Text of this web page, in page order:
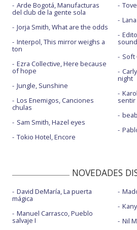
Arde Bogotá, Manufacturas
del club de la gente sola
Jorja Smith, What are the odds
Interpol, This mirror weighs a
ton
Ezra Collective, Here because
of hope
Jungle, Sunshine
Los Enemigos, Canciones
chulas
Sam Smith, Hazel eyes
Tokio Hotel, Encore
sound
Soft
night
sentir
NOVEDADES
David DeMaría, La puerta
mágica
Manuel Carrasco, Pueblo
salvaje I
Nil